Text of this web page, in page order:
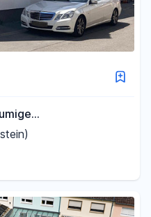
für Preis zurücksetzen
Wohnlage in